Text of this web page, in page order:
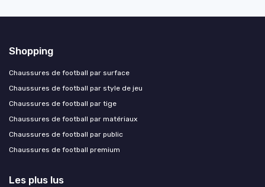
Shopping
Chaussures de football par surface
Chaussures de football par style de jeu
Chaussures de football par tige
Chaussures de football par matériaux
Chaussures de football par public
Chaussures de football premium
Les plus lus